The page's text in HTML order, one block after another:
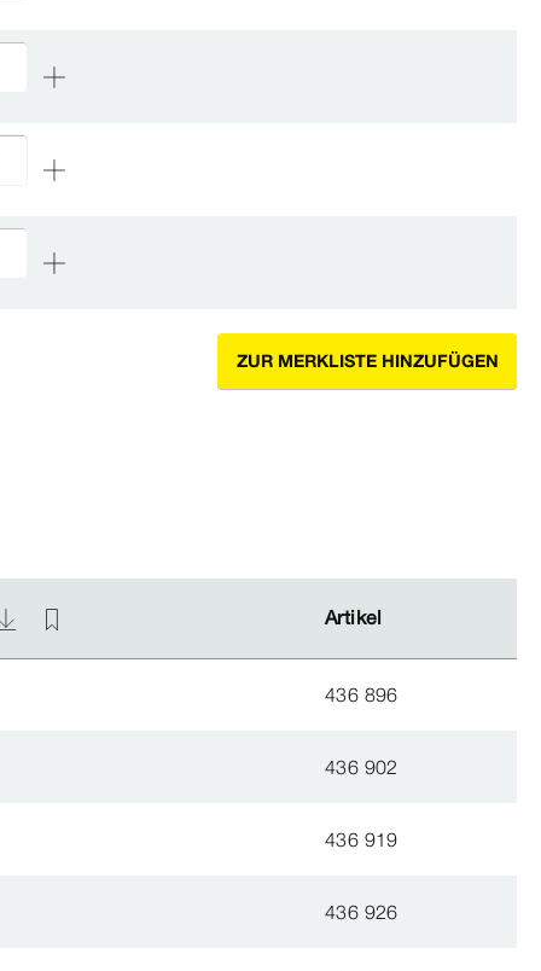
ZUR MERKLISTE HINZUFÜGEN
Artikel
Artikel
436 896
436 902
436 919
436 926